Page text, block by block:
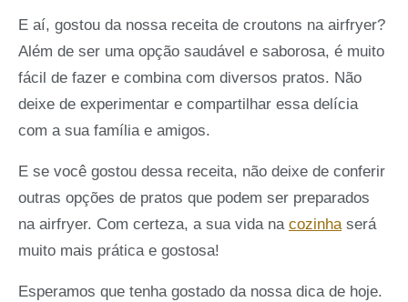
E aí, gostou da nossa receita de croutons na airfryer?
Além de ser uma opção saudável e saborosa, é muito
fácil de fazer e combina com diversos pratos. Não
deixe de experimentar e compartilhar essa delícia
com a sua família e amigos.
E se você gostou dessa receita, não deixe de conferir
outras opções de pratos que podem ser preparados
na airfryer. Com certeza, a sua vida na cozinhaserá
muito mais prática e gostosa!
Esperamos que tenha gostado da nossa dica de hoje.